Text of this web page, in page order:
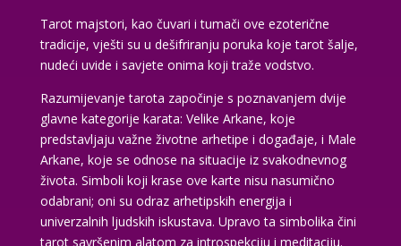
Tarot majstori, kao čuvari i tumači ove ezoterične
tradicije, vješti su u dešifriranju poruka koje tarot šalje,
nudeći uvide i savjete onima koji traže vodstvo.
Razumijevanje tarota započinje s poznavanjem dvije
glavne kategorije karata: Velike Arkane, koje
predstavljaju važne životne arhetipe i događaje, i Male
Arkane, koje se odnose na situacije iz svakodnevnog
života. Simboli koji krase ove karte nisu nasumično
odabrani; oni su odraz arhetipskih energija i
univerzalnih ljudskih iskustava. Upravo ta simbolika čini
tarot savršenim alatom za introspekciju i meditaciju.